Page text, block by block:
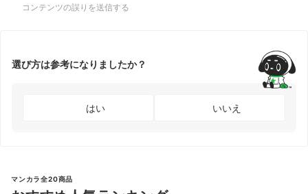
コンテンツの誤りを送信する
選び方は参考になりましたか？
はい いいえ
マンカラ全20商品